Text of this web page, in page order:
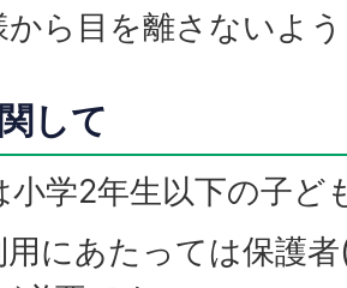
から目を離さないよ
して
小学2年生以下の子ど
にあたっては保護